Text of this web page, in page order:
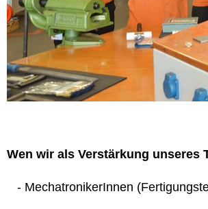
Wen wir als Verstärkung unseres
- MechatronikerInnen